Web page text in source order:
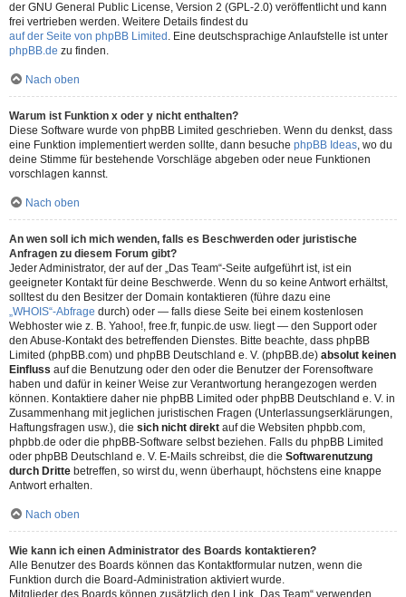
der GNU General Public License, Version 2 (GPL-2.0) veröffentlicht und kann
frei vertrieben werden. Weitere Details findest du
auf der Seite von phpBB Limited . Eine deutschsprachige Anlaufstelle ist unter
phpBB.de zu finden.
Nach oben
Warum ist Funktion x oder y nicht enthalten?
Diese Software wurde von phpBB Limited geschrieben. Wenn du denkst, dass
eine Funktion implementiert werden sollte, dann besuche phpBB Ideas, wo du
deine Stimme für bestehende Vorschläge abgeben oder neue Funktionen
vorschlagen kannst.
Nach oben
An wen soll ich mich wenden, falls es Beschwerden oder juristische
Anfragen zu diesem Forum gibt?
Jeder Administrator, der auf der „Das Team“-Seite aufgeführt ist, ist ein
geeigneter Kontakt für deine Beschwerde. Wenn du so keine Antwort erhältst,
solltest du den Besitzer der Domain kontaktieren (führe dazu eine
„WHOIS“-Abfrage durch) oder — falls diese Seite bei einem kostenlosen
Webhoster wie z. B. Yahoo!, free.fr, funpic.de usw. liegt — den Support oder
den Abuse-Kontakt des betreffenden Dienstes. Bitte beachte, dass phpBB
Limited (phpBB.com) und phpBB Deutschland e. V. (phpBB.de) absolut keinen
Einfluss auf die Benutzung oder den oder die Benutzer der Forensoftware
haben und dafür in keiner Weise zur Verantwortung herangezogen werden
können. Kontaktiere daher nie phpBB Limited oder phpBB Deutschland e. V. in
Zusammenhang mit jeglichen juristischen Fragen (Unterlassungserklärungen,
Haftungsfragen usw.), die sich nicht direkt auf die Websiten phpbb.com,
phpbb.de oder die phpBB-Software selbst beziehen. Falls du phpBB Limited
oder phpBB Deutschland e. V. E-Mails schreibst, die die Softwarenutzung
durch Dritte betreffen, so wirst du, wenn überhaupt, höchstens eine knappe
Antwort erhalten.
Nach oben
Wie kann ich einen Administrator des Boards kontaktieren?
Alle Benutzer des Boards können das Kontaktformular nutzen, wenn die
Funktion durch die Board-Administration aktiviert wurde.
Mitglieder des Boards können zusätzlich den Link „Das Team“ verwenden.